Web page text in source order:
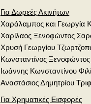
Για Δωρεές Ακινήτων
Χαράλαμπος και Γεωργία
Χαρίλαος Ξενοφώντος
Χρυσή Γεωργίου
Κωνσταντίνος
Ιωάννης Κωνσταντίνου
Αναστάσιος Δημητρίου
Για Χρηματικές Εισφορές